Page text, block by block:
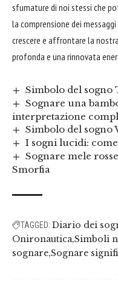
sfumature di noi stessi che
la comprensione dei
crescere e affrontare la
profonda e una rinnovata
Simbolo del sogno
Sognare una
interpretazione
Simbolo del sogno
I sogni lucidi:
Sognare mele
Smorfia
TAGGED: Diario dei
Onironautica Simboli
sognare Sognare